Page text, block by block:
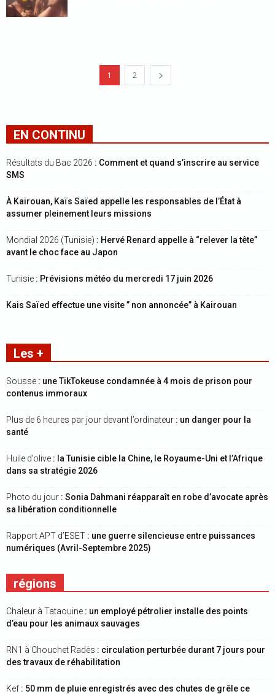
1 2
EN CONTINU
Résultats du Bac 2026 : Comment et quand s’inscrire au service
SMS
À Kairouan, Kaïs Saïed appelle les responsables de l’État à
assumer pleinement leurs missions
Mondial 2026 (Tunisie) : Hervé Renard appelle à “relever la tête”
avant le choc face au Japon
Tunisie : Prévisions météo du mercredi 17 juin 2026
Kais Saïed effectue une visite ” non annoncée” à Kairouan
Les +
Sousse : une TikTokeuse condamnée à 4 mois de prison pour
contenus immoraux
Plus de 6 heures par jour devant l’ordinateur : un danger pour la
santé
Huile d’olive : la Tunisie cible la Chine, le Royaume-Uni et l’Afrique
dans sa stratégie 2026
Photo du jour : Sonia Dahmani réapparaît en robe d’avocate après
sa libération conditionnelle
Rapport APT d’ESET : une guerre silencieuse entre puissances
numériques (Avril-Septembre 2025)
régions
Chaleur à Tataouine : un employé pétrolier installe des points
d’eau pour les animaux sauvages
RN1 à Chouchet Radès : circulation perturbée durant 7 jours pour
des travaux de réhabilitation
Kef : 50 mm de pluie enregistrés avec des chutes de grêle ce